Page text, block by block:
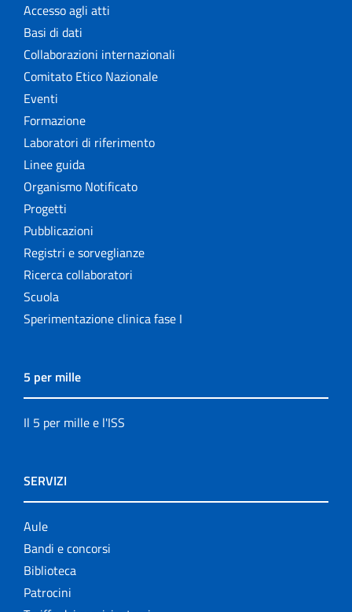
Accesso agli atti
Basi di dati
Collaborazioni internazionali
Comitato Etico Nazionale
Eventi
Formazione
Laboratori di riferimento
Linee guida
Organismo Notificato
Progetti
Pubblicazioni
Registri e sorveglianze
Ricerca collaboratori
Scuola
Sperimentazione clinica fase I
5 per mille
Il 5 per mille e l'ISS
SERVIZI
Aule
Bandi e concorsi
Biblioteca
Patrocini